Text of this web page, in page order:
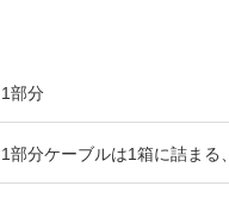
1部分
1部分ケーブルは1箱に詰まる、